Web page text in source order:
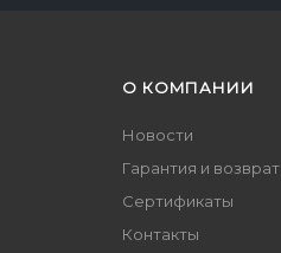
О КОМПАНИИ
Новости
Гарантия и возврат
Сертификаты
Контакты